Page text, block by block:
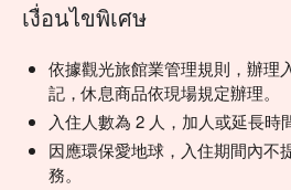
เงื่อนไขพิเศษ
依據觀光旅館業管理規則，辦理
記，休息商品依現場規定辦理。
入住人數為 2 人，加人或延長時
因應環保愛地球，入住期間內不
務。